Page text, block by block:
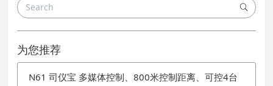
为您推荐
N61 司仪宝 多媒体控制、800米控制距离、可控4台